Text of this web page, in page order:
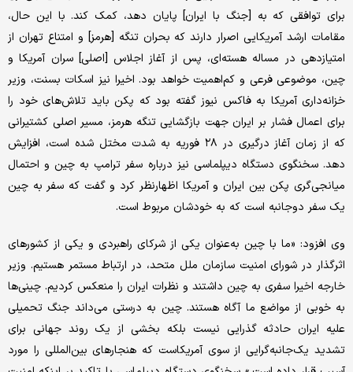
برای توافقی که به [جنگ با ایران] پایان دهد، کمک کند. با این حال،
مقامات ارشد آمریکایی اصرار دارند که بحران تنگه [هرمز] و امتناع تهران از
امتیازدهی در مساله هسته‌ای، پس از آغاز اجلاس [اصلی] سران آمریکا و
چین، موضوعی فرعی و کم‌اهمیت خواهد بود. اخیرا نیز اسکات بسنت، وزیر
خزانه‌داری آمریکا به فاکس نیوز گفته بود که پکن باید تلاش‌های خود را
برای اعمال فشار بر ایران جهت بازگشایی تنگه هرمز، مسیر اصلی کشتیرانی
که از زمان آغاز درگیری در ۲۸ فوریه به شدت مختل شده است، ‌افزایش
دهد‌. سخنگوی دستگاه دیپلماسی نیز درباره سفر ترامپ به چین و احتمال
میانجی‌گری پکن بین ایران و آمریکا اظهارنظر کرد و گفت که سفر به چین
یک سفر دوجانبه است که به خودشان مربوط است.
وی افزود: «ما با چین به‌عنوان یکی از شرکای راهبردی و یکی از کشورهای
اثرگذار در شورای امنیت سازمان ملل متحد، در ارتباط مستمر هستیم. وزیر
خارجه اخیرا سفری به چین داشتند و نظرات ایران را منعکس کردیم. چینی‌ها
به خوبی از مواضع ما آگاه هستند. چین به درستی می‌داند جنگ تحمیلی
علیه ایران حادثه گذرایی نیست بلکه بخشی از یک روند جهانی برای
تشدید یک‌جانبه‌گرایی از سوی آمریکاست که هنجارهای بین‌المللی را مورد